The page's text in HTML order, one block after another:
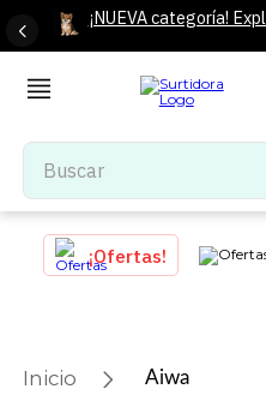
¡NUEVA categoría!
Buscar
TÉRMINOS MÁS BUSCADOS
1.
tenis mujer
iphone
¡Ofertas!
Aiwa